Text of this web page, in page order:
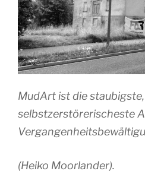
MudArt ist die
selbstzerstörerischeste
(Heiko Moorlander).